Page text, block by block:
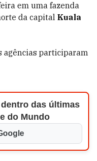
em uma fazenda
da capital Kuala
agências participaram
das últimas
do Mundo